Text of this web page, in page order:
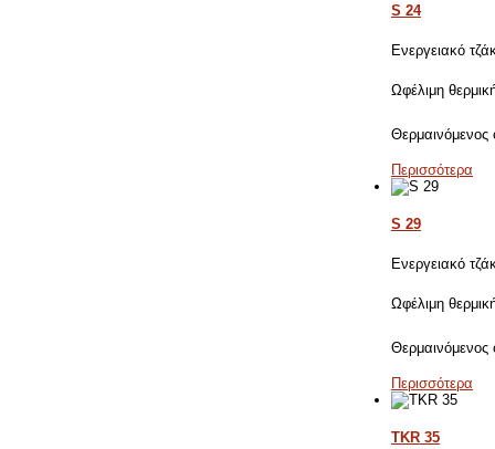
S 24
Ενεργειακό
Ωφέλιμη
Περισσότερα
S 29
Ενεργειακό
Ωφέλιμη
Περισσότερα
TKR 35